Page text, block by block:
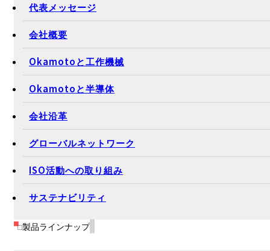
代表メッセージ
会社概要
Okamotoと工作機械
Okamotoと半導体
会社沿革
グローバルネットワーク
ISO活動への取り組み
サステナビリティ
製品ラインナップ